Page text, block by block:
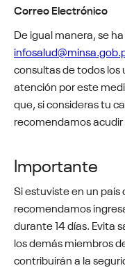
Correo Electrónico
De igual manera, se
consultas de todos los
atención por este
que, si consideras tu
recomendamos
Importante
Si estuviste en un país
recomendamos
durante 14 días. Evita
los demás miembros
contribuirán a la